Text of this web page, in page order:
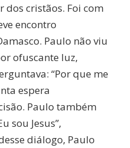
cristãos. Foi com
encontro
Paulo não viu
ofuscante luz,
“Por que me
espera
Paulo também
sou Jesus”,
diálogo, Paulo